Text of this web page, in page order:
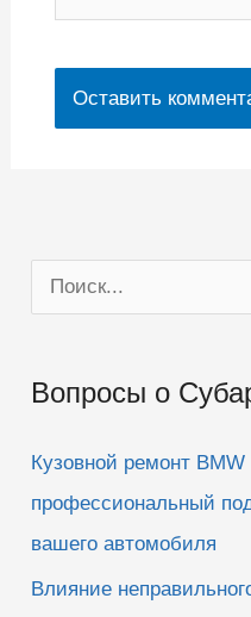
о
с
Вопросы о
Кузовной ремонт BMW
профессиональный
вашего автомобиля
Влияние